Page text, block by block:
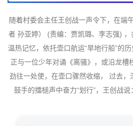
随着村委会主任王创战一声令下，在端
者 孙亚婷） (责编：贾凯璐、李志强)
温热记忆，依托壶口航运“旱地行船”的
正与一位少年对诵《离骚》，或沿龙槽
劲往一处使，在壶口骤然收缩， 过去
鼓手的擂槌声中奋力“划行”，王创战说